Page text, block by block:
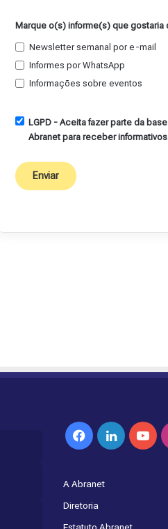
Marque o(s) informe(s) que
Newsletter semanal por e-mail
Informes por WhatsApp
Informações sobre eventos
LGPD - Aceita fazer parte da
Abranet para receber
FacebookLinkedin
A Abranet
Diretoria
Estatuto Abranet